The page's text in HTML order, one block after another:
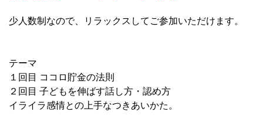
少人数制なので、リラックスしてご参加いただけます。
テーマ
１回目 ココロ貯金の法則
２回目 子どもを伸ばす話し方・認め方
イライラ感情との上手なつきあいかた。